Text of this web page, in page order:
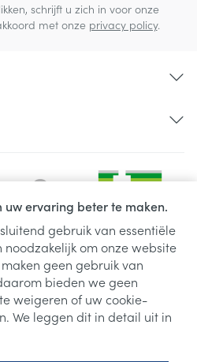
uw ervaring beter te maken.
gebruik van essentiële
noodzakelijk om onze website
geen gebruik van
bieden we geen
weigeren of uw cookie-
We leggen dit in detail uit in
schrijft u zich in voor onze
met onze privacy policy.